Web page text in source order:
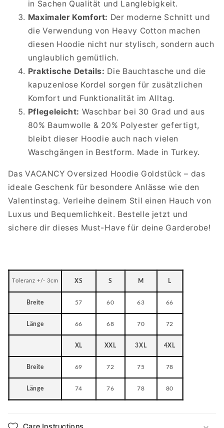
in Sachen Qualität und Langlebigkeit.
Maximaler Komfort: Der moderne Schnitt und
die Verwendung von Heavy Cotton machen
diesen Hoodie nicht nur stylisch, sondern auch
unglaublich gemütlich.
Praktische Details: Die Bauchtasche und die
kapuzenlose Kordel sorgen für zusätzlichen
Komfort und Funktionalität im Alltag.
Pflegeleicht: Waschbar bei 30 Grad und aus
80% Baumwolle & 20% Polyester gefertigt,
bleibt dieser Hoodie auch nach vielen
Waschgängen in Bestform. Made in Turkey.
Das VACANCY Oversized Hoodie Goldstück – das
ideale Geschenk für besondere Anlässe wie den
Valentinstag. Verleihe deinem Stil einen Hauch von
Luxus und Bequemlichkeit. Bestelle jetzt und
sichere dir dieses Must-Have für deine Garderobe!
Toleranz +/- 3cm XS S M L
Breite 57 60 63 66
Länge 66 68 70 72
XL XXL 3XL 4XL
Breite 69 72 75 78
Länge 74 76 78 80